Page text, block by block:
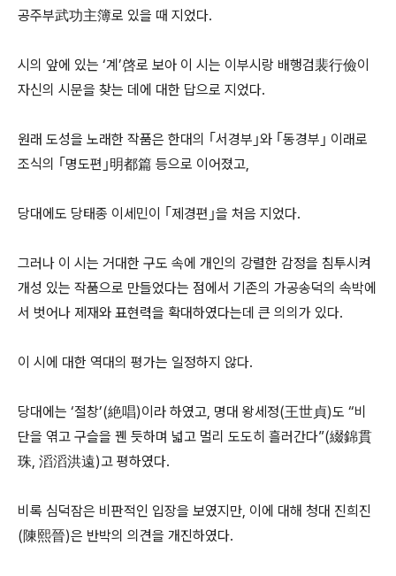
공주부武功主簿로 있을 때 지었다.
시의 앞에 있는 ‘계’啓로 보아 이 시는 이부시랑 배행검裴行儉이
자신의 시문을 찾는 데에 대한 답으로 지었다.
원래 도성을 노래한 작품은 한대의 ｢서경부｣와 ｢동경부｣ 이래로
조식의 ｢명도편｣明都篇 등으로 이어졌고,
당대에도 당태종 이세민이 ｢제경편｣을 처음 지었다.
그러나 이 시는 거대한 구도 속에 개인의 강렬한 감정을 침투시켜
개성 있는 작품으로 만들었다는 점에서 기존의 가공송덕의 속박에
서 벗어나 제재와 표현력을 확대하였다는데 큰 의의가 있다.
이 시에 대한 역대의 평가는 일정하지 않다.
당대에는 ‘절창’(絶唱)이라 하였고, 명대 왕세정(王世貞)도 “비
단을 엮고 구슬을 꿴 듯하며 넓고 멀리 도도히 흘러간다”(綴錦貫
珠, 滔滔洪遠)고 평하였다.
비록 심덕잠은 비판적인 입장을 보였지만, 이에 대해 청대 진희진
(陳熙晉)은 반박의 의견을 개진하였다.